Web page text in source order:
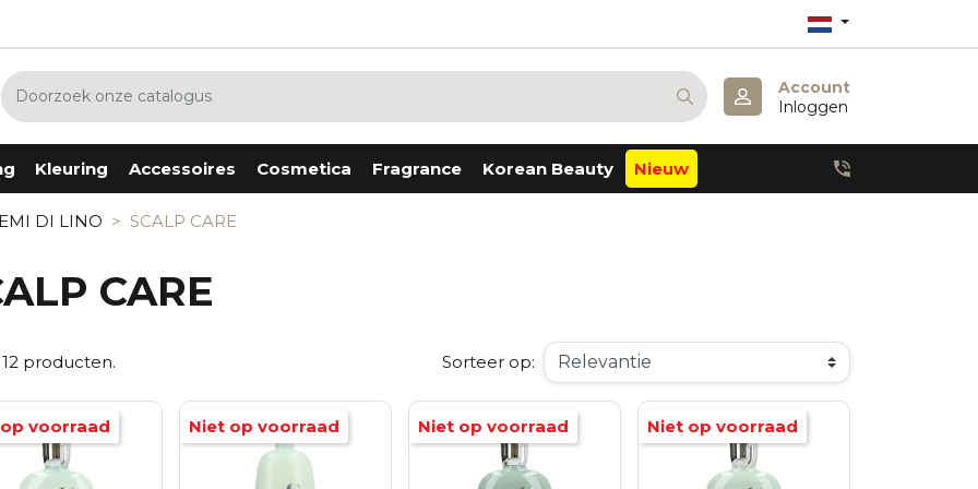
Account
Inloggen
/ Klei, Crème, Wax
& Serum
Kleuring
Oxydanten
Accessoires
Diversen
Accessoires
Folie & Papier
Kapmantels
Klemmen
Spelden
Tondeuse-Tools
Cosmetica
Fragrance
Korean Beauty
Julyme
Lagom
Missha
Mary & May
Pestlo
Petitfee
Realbarrier
Nieuw
DI LINO SCALP CARE
CARE
12 producten. Sorteer op:
voorraad Niet op voorraad Niet op voorraad Niet op voorraad